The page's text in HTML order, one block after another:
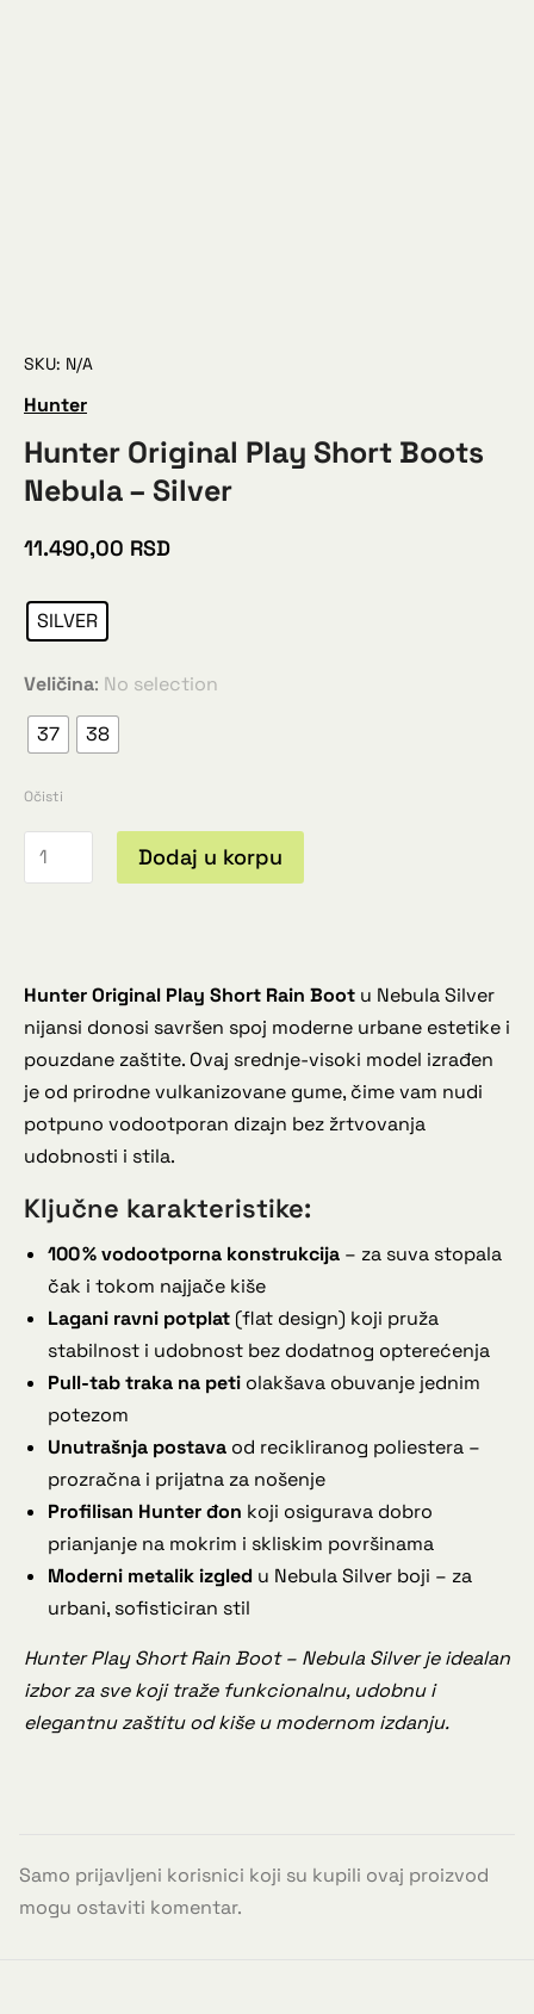
SKU: N/A
Hunter
Hunter Original Play Short Boots
Nebula – Silver
11.490,00 RSD
SILVER
Veličina: No selection
37 38
Očisti
Dodaj u korpu
Hunter Original Play Short Rain Boot u Nebula Silver
nijansi donosi savršen spoj moderne urbane estetike i
pouzdane zaštite. Ovaj srednje-visoki model izrađen
je od prirodne vulkanizovane gume, čime vam nudi
potpuno vodootporan dizajn bez žrtvovanja
udobnosti i stila.
Ključne karakteristike:
100 % vodootporna konstrukcija – za suva stopala
čak i tokom najjače kiše
Lagani ravni potplat (flat design) koji pruža
stabilnost i udobnost bez dodatnog opterećenja
Pull-tab traka na peti olakšava obuvanje jednim
potezom
Unutrašnja postava od recikliranog poliestera –
prozračna i prijatna za nošenje
Profilisan Hunter đon koji osigurava dobro
prianjanje na mokrim i skliskim površinama
Moderni metalik izgled u Nebula Silver boji – za
urbani, sofisticiran stil
Hunter Play Short Rain Boot – Nebula Silver je idealan
izbor za sve koji traže funkcionalnu, udobnu i
elegantnu zaštitu od kiše u modernom izdanju.
Samo prijavljeni korisnici koji su kupili ovaj proizvod
mogu ostaviti komentar.